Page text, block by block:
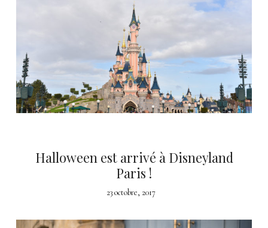
Halloween est arrivé à Disneyland
Paris !
23 octobre, 2017